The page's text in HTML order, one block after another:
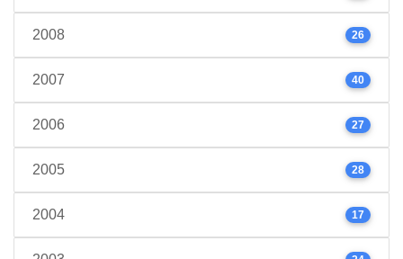
2008 26
2007 40
2006 27
2005 28
2004 17